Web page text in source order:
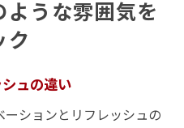
うな雰囲気を
ク
ュの違い
ションとリフレッシュの